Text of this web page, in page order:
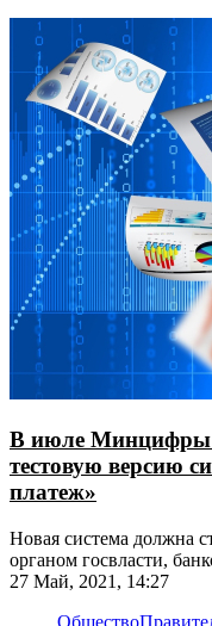
В июле Минцифры
тестовую версию
платеж»
Новая система должна
органом госвласти,
27 Май, 2021, 14:27
Общество